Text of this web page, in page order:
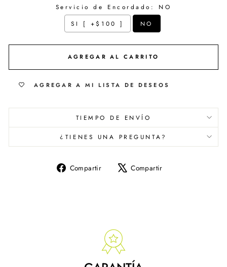
Servicio de Encordado:
NO
SI [ +$100 ]
NO
Selection will add$ 0.00 to the price
AGREGAR AL CARRITO
AGREGAR A MI LISTA DE DESEOS
TIEMPO DE ENVÍO
¿TIENES UNA PREGUNTA?
Compartir
CompartirCompartir